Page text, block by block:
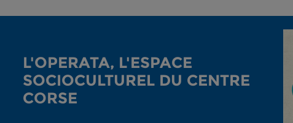
L'OPERATA, L'ESPACE
SOCIOCULTUREL DU CENTRE
CORSE